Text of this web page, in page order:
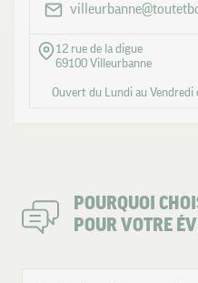
12 rue de la digue
69100 Villeurbanne
Ouvert du Lundi au Vendredi
POURQUOI
POUR VOTRE